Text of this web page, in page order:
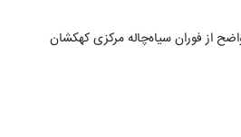
از فوران سیاه‌چاله مرکزی کهکشان